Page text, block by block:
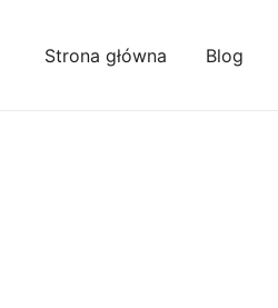
Strona główna Blog